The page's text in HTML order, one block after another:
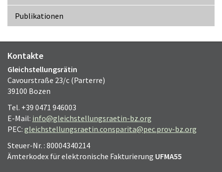
Publikationen
Kontakte
Gleichstellungsrätin
Cavourstraße 23/c (Parterre)
39100 Bozen
Tel. +39 0471 946003
E-Mail: info@gleichstellungsraetin-bz.org
PEC: gleichstellungsraetin.consparita@pec.prov-bz.org
Steuer-Nr. : 80004340214
Ämterkodex für elektronische Fakturierung UFMA55